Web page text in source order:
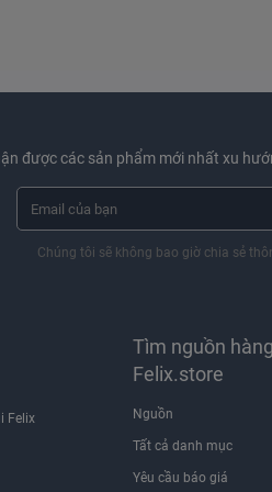
được các sản phẩm mới nhất xu
Chúng tôi sẽ không bao giờ chia sẻ
Felix
Tìm nguồn
Felix.store
Nguồn
Tất cả danh mục
Yêu cầu báo giá